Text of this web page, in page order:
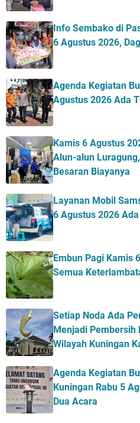
Info Sembako di
6 Agustus 2026,
Agenda Kegiatan
Agustus 2026 Ada
Kamis 6 Agustus
Alun-alun
Besaran Biayanya
Layanan Mobil
6 Agustus 2026
Embun Pagi Kamis
Semua
Setiap Noda Ada
Menjadi Pembersih
Wilayah Kuningan
Agenda Kegiatan
Kuningan Rabu 5
Dua Acara